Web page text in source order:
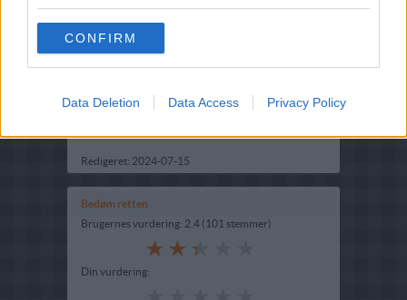
CONFIRM
Data Deletion Data Access Privacy Policy
Opskriftsinfo
Ret :
Kager-
Højtid :Fastelavn
Redigeret: 2024-07-15
Bedøm retten
Brugernes vurdering: 2.4 (101 stemmer)
Din vurdering: